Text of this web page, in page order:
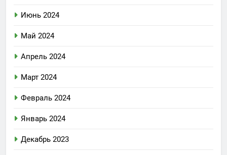
Июнь 2024
Май 2024
Апрель 2024
Март 2024
Февраль 2024
Январь 2024
Декабрь 2023